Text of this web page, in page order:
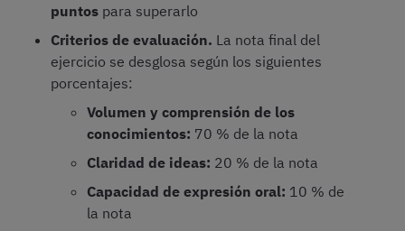
puntos para superarlo
Criterios de evaluación. La nota final del
ejercicio se desglosa según los siguientes
porcentajes:
Volumen y comprensión de los
conocimientos: 70 % de la nota
Claridad de ideas: 20 % de la nota
Capacidad de expresión oral: 10 % de
la nota